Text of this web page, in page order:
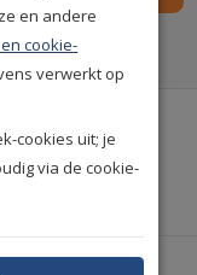
i
en andere
cookie-
verwerkt op
cookies uit; je
via de cookie-